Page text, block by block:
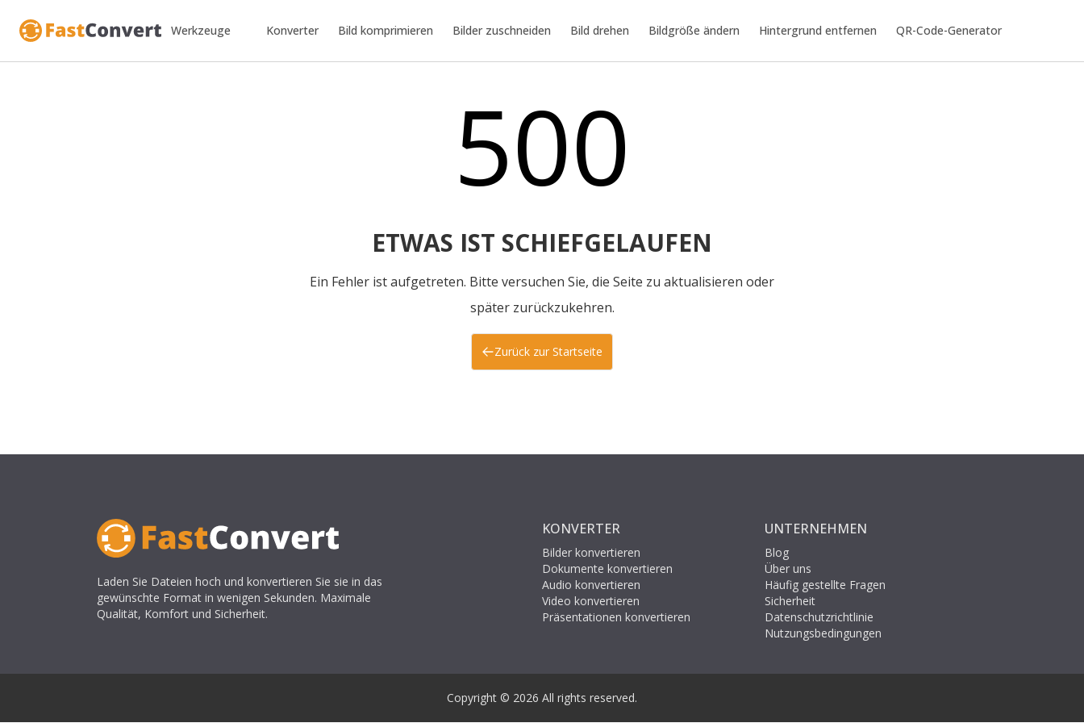
Werkzeuge Konverter Bild komprimieren Bilder zuschneiden Bild drehen Bildgröße ändern Hintergrund entfernen QR-Code-Generator
500
ETWAS IST SCHIEFGELAUFEN
Ein Fehler ist aufgetreten. Bitte versuchen Sie, die Seite zu aktualisieren oder
später zurückzukehren.
Zurück zur Startseite
Laden Sie Dateien hoch und konvertieren Sie sie in das
gewünschte Format in wenigen Sekunden. Maximale
Qualität, Komfort und Sicherheit.
KONVERTER
Bilder konvertieren
Dokumente konvertieren
Audio konvertieren
Video konvertieren
Präsentationen konvertieren
UNTERNEHMEN
Blog
Über uns
Häufig gestellte Fragen
Sicherheit
Datenschutzrichtlinie
Nutzungsbedingungen
Copyright © 2026 All rights reserved.